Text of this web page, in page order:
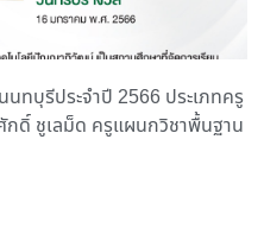
ทบุรีประจำปี 2566 ประเภทครู
ดิ์ ชูเลม็ด ครูแผนกวิชาพื้นฐาน